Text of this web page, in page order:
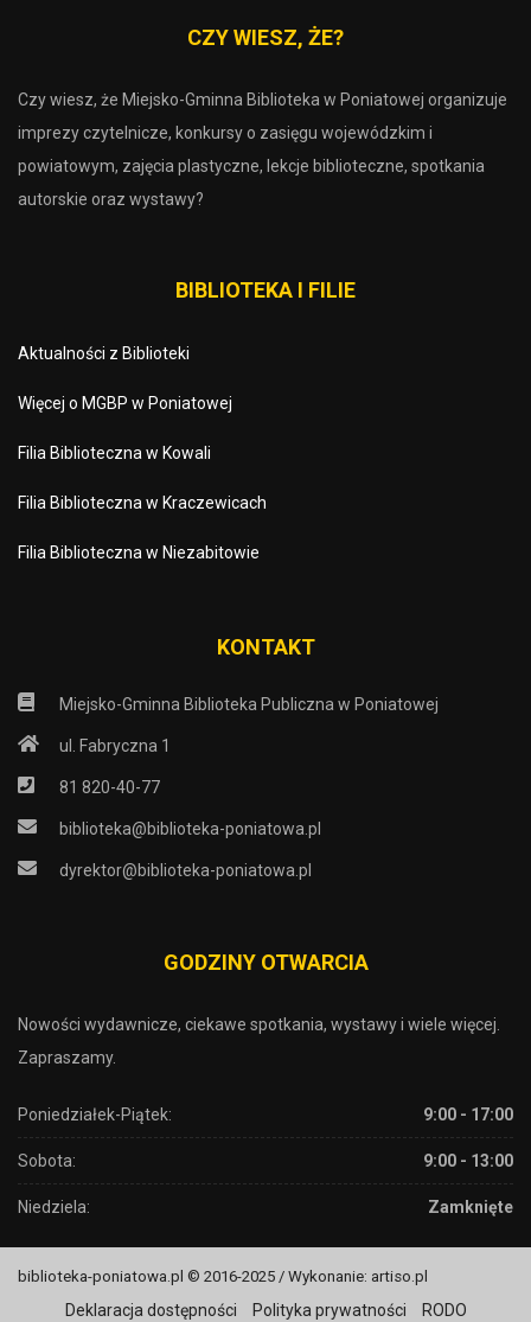
CZY WIESZ, ŻE?
Czy wiesz, że Miejsko-Gminna Biblioteka w Poniatowej organizuje
imprezy czytelnicze, konkursy o zasięgu wojewódzkim i
powiatowym, zajęcia plastyczne, lekcje biblioteczne, spotkania
autorskie oraz wystawy?
BIBLIOTEKA I FILIE
Aktualności z Biblioteki
Więcej o MGBP w Poniatowej
Filia Biblioteczna w Kowali
Filia Biblioteczna w Kraczewicach
Filia Biblioteczna w Niezabitowie
KONTAKT
Miejsko-Gminna Biblioteka Publiczna w Poniatowej
ul. Fabryczna 1
81 820-40-77
biblioteka@biblioteka-poniatowa.pl
dyrektor@biblioteka-poniatowa.pl
GODZINY OTWARCIA
Nowości wydawnicze, ciekawe spotkania, wystawy i wiele więcej.
Zapraszamy.
Poniedziałek-Piątek: 9:00 - 17:00
Sobota: 9:00 - 13:00
Niedziela: Zamknięte
biblioteka-poniatowa.pl © 2016-2025 / Wykonanie: artiso.pl
Deklaracja dostępności Polityka prywatności RODO